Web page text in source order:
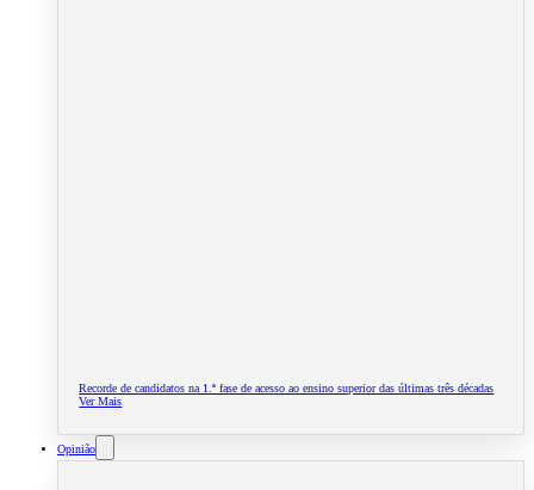
Recorde de candidatos na 1.ª fase de acesso ao ensino superior das últimas três décadas
Ver Mais
Opinião